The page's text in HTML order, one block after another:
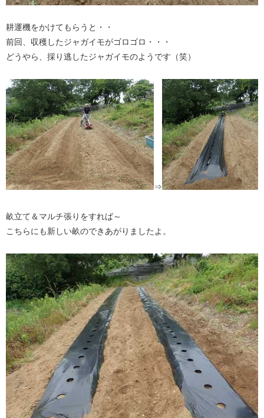
耕運機をかけてもらうと・・
前回、収穫したジャガイモがゴロゴロ・・・
どうやら、採り逃したジャガイモのようです（笑）
⇒
畝立て＆マルチ張りをすれば～
こちらにも新しい畝のできあがりましたよ。